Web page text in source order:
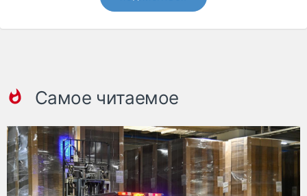
Самое читаемое